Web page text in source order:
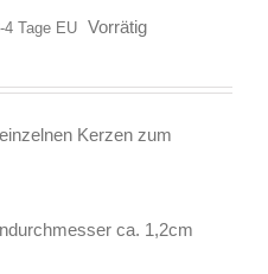
Tage EU
Vorrätig
Kerzen zum
ca. 1,2cm